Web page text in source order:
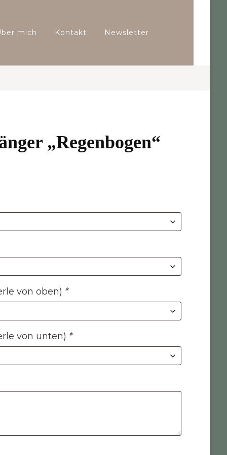
mich Kontakt Newsletter
„Regenbogen“
von oben) *
von unten) *